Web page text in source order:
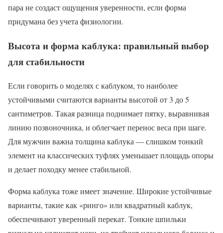
пара не создаст ощущения уверенности, если форма
придумана без учета физиологии.
Высота и форма каблука: правильный выбор
для стабильности
Если говорить о моделях с каблуком, то наиболее
устойчивыми считаются варианты высотой от 3 до 5
сантиметров. Такая разница поднимает пятку, выравнивая
линию позвоночника, и облегчает перенос веса при шаге.
Для мужчин важна толщина каблука — слишком тонкий
элемент на классических туфлях уменьшает площадь опоры
и делает походку менее стабильной.
Форма каблука тоже имеет значение. Широкие устойчивые
варианты, такие как «ринго» или квадратный каблук,
обеспечивают уверенный перекат. Тонкие шпильки